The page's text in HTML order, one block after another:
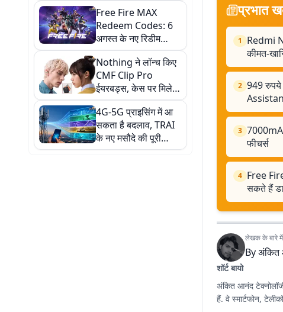
Free Fire MAX
Redeem Codes: 6
अगस्त के नए रिडीम
कोड्स एक्टिव, मुफ्त में
मिल सकते हैं डायमंड्स,
गन स्किन और
एक्सक्लूसिव रिवॉर्ड्स
Nothing ने लॉन्च किए
CMF Clip Pro
ईयरबड्स, केस पर मिलेगा
Smart Dial, 10 घंटे
तक का बैटरी बैकअप
4G-5G प्राइसिंग में आ
सकता है बदलाव, TRAI
के नए मसौदे की पूरी
डिटेल जानिए
प्रभात
1
Redmi
कीमत-
2 949 रुपये
3
फीचर्स
4 Free
सकते हैं
लेखक के बारे में
By
शॉर्ट बायो
अंकित आनंद
हैं. वे स्मार्टफोन,